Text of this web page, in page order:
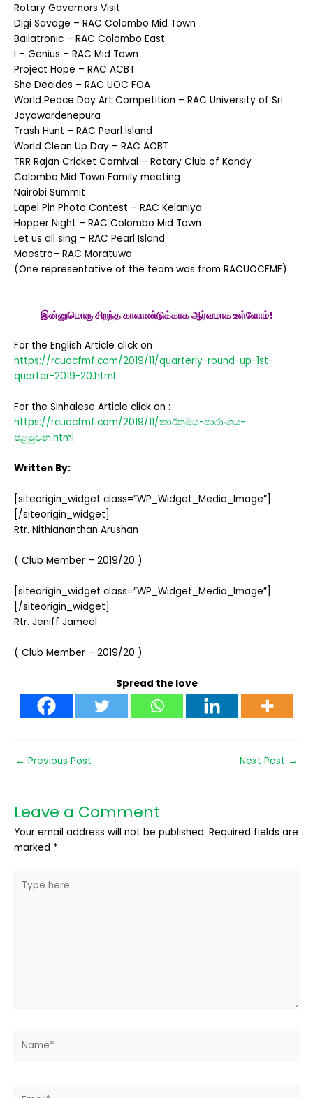
Rotary Governors Visit
Digi Savage – RAC Colombo Mid Town
Bailatronic – RAC Colombo East
I – Genius – RAC Mid Town
Project Hope – RAC ACBT
She Decides – RAC UOC FOA
World Peace Day Art Competition – RAC University of Sri
Jayawardenepura
Trash Hunt – RAC Pearl Island
World Clean Up Day – RAC ACBT
TRR Rajan Cricket Carnival – Rotary Club of Kandy
Colombo Mid Town Family meeting
Nairobi Summit
Lapel Pin Photo Contest – RAC Kelaniya
Hopper Night – RAC Colombo Mid Town
Let us all sing – RAC Pearl Island
Maestro– RAC Moratuwa
(One representative of the team was from RACUOCFMF)
இன்னுமொரு சிறந்த காலாண்டுக்காக ஆர்வமாக உள்ளோம்!
For the English Article click on :
https://rcuocfmf.com/2019/11/quarterly-round-up-1st-
quarter-2019-20.html
For the Sinhalese Article click on :
https://rcuocfmf.com/2019/11/කාර්තුමය-සාරාංශය-
පළමුවන.html
Written By:
[siteorigin_widget class=”WP_Widget_Media_Image”]
[/siteorigin_widget]
Rtr. Nithiananthan Arushan
( Club Member – 2019/20 )
[siteorigin_widget class=”WP_Widget_Media_Image”]
[/siteorigin_widget]
Rtr. Jeniff Jameel
( Club Member – 2019/20 )
Spread the love
← Previous Post Next Post →
Leave a Comment
Your email address will not be published. Required fields are
marked *
here..